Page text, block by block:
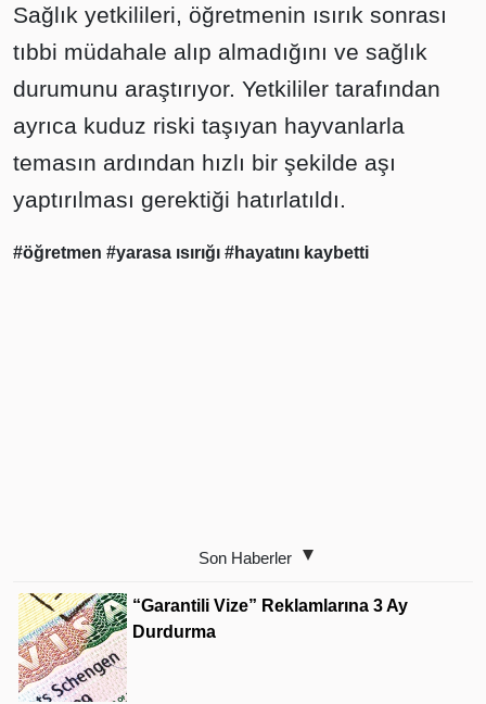
Sağlık yetkilileri, öğretmenin ısırık sonrası
tıbbi müdahale alıp almadığını ve sağlık
durumunu araştırıyor. Yetkililer tarafından
ayrıca kuduz riski taşıyan hayvanlarla
temasın ardından hızlı bir şekilde aşı
yaptırılması gerektiği hatırlatıldı.
#öğretmen #yarasa ısırığı #hayatını kaybetti
Son Haberler
“Garantili Vize” Reklamlarına 3 Ay
Durdurma